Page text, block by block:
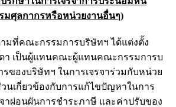
มศุลกากรหรือหน่วยงานอื่นๆ)
มที่คณะกรรมการบริษัทฯ ได้แต่งตั้ง
า เป็นผู้แทนคณะผู้แทนคณะกรรมการบ
ของบริษัทฯ ในการเจรจาร่วมกับหน่วย
นเกี่ยวข้องกับการแก้ไขปัญหาในการ
าผ่อนผันการชำระภาษี และค่าปรับของ